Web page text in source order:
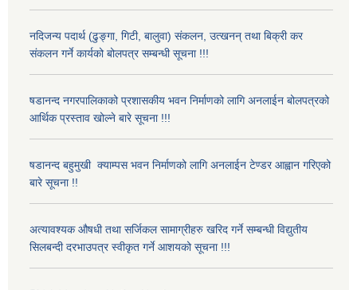
नदिजन्य पदार्थ (ढुङ्गा, गिटी, बालुवा) संकलन, उत्खनन् तथा बिक्री कर
संकलन गर्ने कार्यको बोलपत्र सम्बन्धी सूचना !!!
षडानन्द नगरपालिकाको प्रशासकीय भवन निर्माणको लागि अनलाईन बोलपत्रको
आर्थिक प्रस्ताव खोल्ने बारे सूचना !!!
षडानन्द बहुमुखी क्याम्पस भवन निर्माणको लागि अनलाईन टेण्डर आह्वान गरिएको
बारे सूचना !!
अत्यावश्यक औषधी तथा सर्जिकल सामाग्रीहरु खरिद गर्ने सम्बन्धी विद्युतीय
सिलबन्दी दरभाउपत्र स्वीकृत गर्ने आशयको सूचना !!!